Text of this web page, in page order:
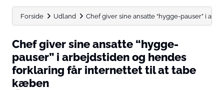
Forside Udland Chef giver sine ansatte “hygge-pauser” i
Chef giver sine ansatte “hygge-
pauser” i arbejdstiden og hendes
forklaring får internettet til at tabe
kæben